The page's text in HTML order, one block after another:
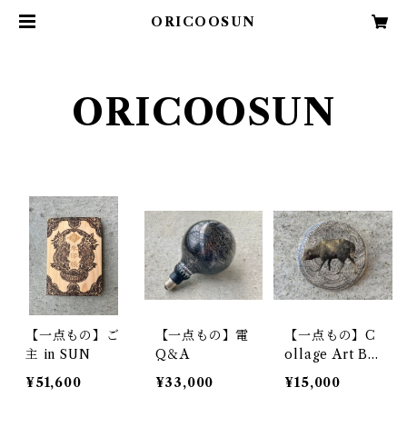
ORICOOSUN
ORICOOSUN
【一点もの】ご
主 in SUN
¥51,600
【一点もの】電
Q＆A
¥33,000
【一点もの】C
ollage Art Br
ooch 7
¥15,000